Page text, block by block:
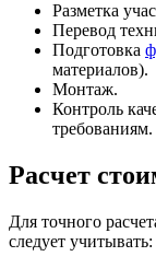
Разметка
Перевод
Подготовка
материалов).
Монтаж.
Контроль
требованиям.
Расчет
Для точного
следует учитывать: